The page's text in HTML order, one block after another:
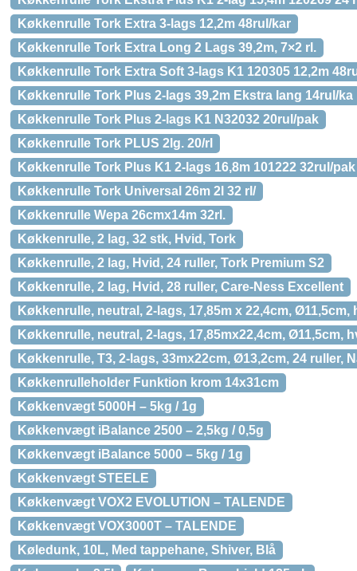
Køkkenrulle Tork Extra 3-lags 12,2m 48rul/kar
Køkkenrulle Tork Extra Long 2 Lags 39,2m, 7×2 rl.
Køkkenrulle Tork Extra Soft 3-lags K1 120305 12,2m
Køkkenrulle Tork Plus 2-lags 39,2m Ekstra lang 14rul/ka
Køkkenrulle Tork Plus 2-lags K1 N32032 20rul/pak
Køkkenrulle Tork PLUS 2lg. 20/rl
Køkkenrulle Tork Plus K1 2-lags 16,8m 101222 32rul/pak
Køkkenrulle Tork Universal 26m 2l 32 rl/
Køkkenrulle Wepa 26cmx14m 32rl.
Køkkenrulle, 2 lag, 32 stk, Hvid, Tork
Køkkenrulle, 2 lag, Hvid, 24 ruller, Tork Premium S2
Køkkenrulle, 2 lag, Hvid, 28 ruller, Care-Ness Excellent
Køkkenrulle, neutral, 2-lags, 17,85m x 22,4cm,
Køkkenrulle, neutral, 2-lags, 17,85mx22,4cm, Ø11,5cm,
Køkkenrulle, T3, 2-lags, 33mx22cm, Ø13,2cm, 24 ruller,
Køkkenrulleholder Funktion krom 14x31cm
Køkkenvægt 5000H – 5kg / 1g
Køkkenvægt iBalance 2500 – 2,5kg / 0,5g
Køkkenvægt iBalance 5000 – 5kg / 1g
Køkkenvægt STEELE
Køkkenvægt VOX2 EVOLUTION – TALENDE
Køkkenvægt VOX3000T – TALENDE
Køledunk, 10L, Med tappehane, Shiver, Blå